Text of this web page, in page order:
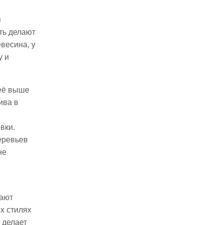
делают
у
и
выше
в
стилях